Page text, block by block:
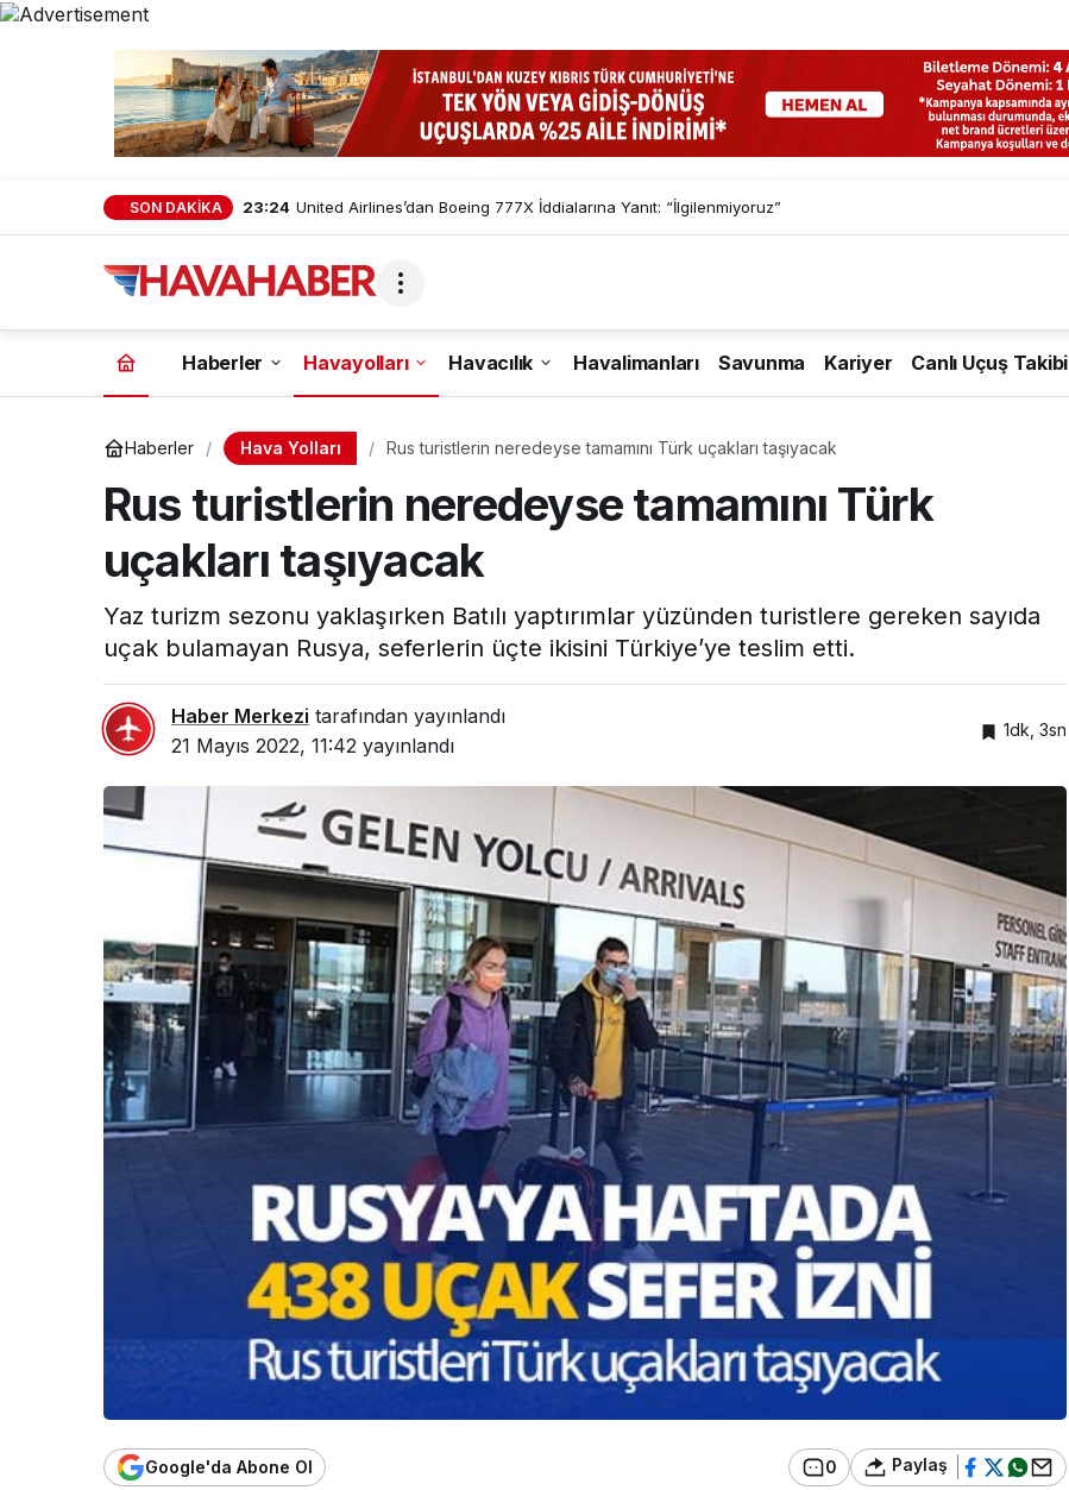
SON DAKİKA 23:24 United Airlines’dan Boeing 777X İddialarına Yanıt: “İlgilenmiyoruz”
Haberler Havayolları Havacılık Havalimanları Savunma Kariyer Canlı Uçuş Takibi
Haberler Hava Yolları Rus turistlerin neredeyse tamamını Türk uçakları taşıyacak
Rus turistlerin neredeyse tamamını Türk
uçakları taşıyacak
Yaz turizm sezonu yaklaşırken Batılı yaptırımlar yüzünden turistlere gereken sayıda
uçak bulamayan Rusya, seferlerin üçte ikisini Türkiye’ye teslim etti.
Haber Merkezi tarafından yayınlandı
21 Mayıs 2022, 11:42 yayınlandı
1dk, 3sn
Google'da Abone Ol 0 Paylaş